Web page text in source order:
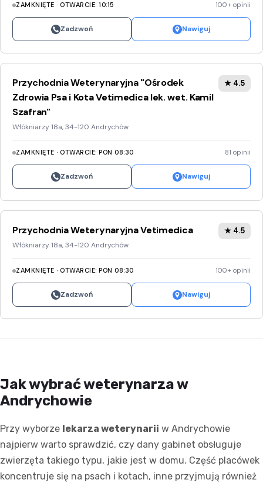
ZAMKNIĘTE · OTWARCIE: 10:15 100+ opinii
Zadzwoń Nawiguj
Przychodnia Weterynaryjna "Ośrodek
Zdrowia Psa i Kota Vetimedica lek. wet. Kamil
Szafran"
Włókniarzy 18a, 34-120 Andrychów
★ 4.5
ZAMKNIĘTE · OTWARCIE: PON 08:30 81 opinii
Zadzwoń Nawiguj
Przychodnia Weterynaryjna Vetimedica
Włókniarzy 18a, 34-120 Andrychów
★ 4.5
ZAMKNIĘTE · OTWARCIE: PON 08:30 100+ opinii
Zadzwoń Nawiguj
Jak wybrać weterynarza w
Andrychowie
Przy wyborze lekarza weterynarii w Andrychowie
najpierw warto sprawdzić, czy dany gabinet obsługuje
zwierzęta takiego typu, jakie jest w domu. Część placówek
koncentruje się na psach i kotach, inne przyjmują również